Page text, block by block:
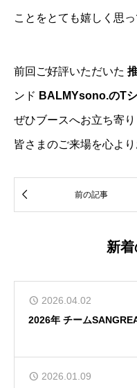
ことをとても嬉しく思っ
前回ご好評いただいた
ンド BALMYsono.のT
ぜひブースへお立ち寄り
皆さまのご来場を心よ
 前の記事
新
2026.04.02
2026年 チーム
2026.01.09